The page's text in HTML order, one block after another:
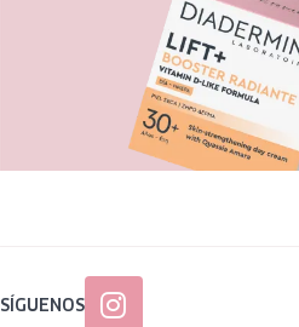
SÍGUENOS